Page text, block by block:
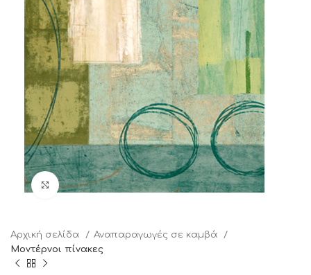
Click to enlarge
Αρχική σελίδα
Αναπαραγωγές σε καμβά
Μοντέρνοι πίνακες